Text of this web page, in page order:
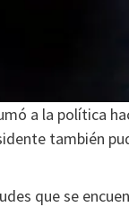
a la política
también
que se